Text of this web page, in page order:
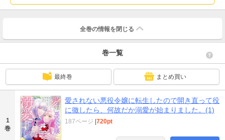
全巻の情報を 閉じる
巻一覧
最終巻 まとめ買い
1
巻
愛されない悪役令嬢に転生したので開き直って役
に徹したら、何故だか溺愛が始まりました。(1)
187ページ |720pt